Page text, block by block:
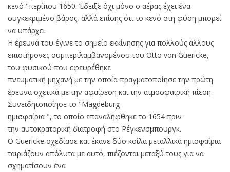
κενό "περίπου 1650. Έδειξε όχι μόνο ο αέρας έχει ένα
συγκεκριμένο βάρος, αλλά επίσης ότι το κενό στη φύση μπορεί
να υπάρχει.
Η έρευνά του έγινε το σημείο εκκίνησης για πολλούς άλλους
επιστήμονες συμπεριλαμβανομένου του Otto von Guericke,
του φυσικού που εφευρέθηκε
πνευματική μηχανή με την οποία πραγματοποίησε την πρώτη
έρευνα σχετικά με την αφαίρεση και την ατμοσφαιρική πίεση.
Συνειδητοποίησε το "Magdeburg
ημισφαίρια ", το οποίο επαναλήφθηκε το 1654 πριν
την αυτοκρατορική διατροφή στο Ρέγκενσμπουργκ.
Ο Guericke σχεδίασε και έκανε δύο κοίλα μεταλλικά ημισφαίρια
ταιριάζουν απόλυτα με αυτό, πιέζονται μεταξύ τους για να
σχηματίσουν ένα